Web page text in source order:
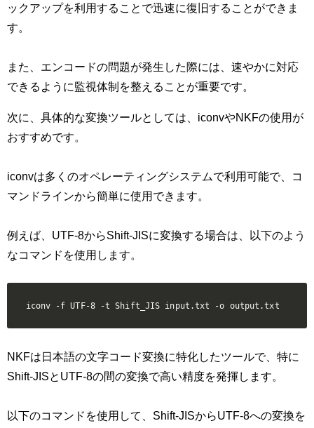
ックアップを利用することで迅速に復旧することができま
す。
また、エンコードの問題が発生した際には、速やかに対応
できるように監視体制を整えることが重要です。
次に、具体的な変換ツールとしては、iconvやNKFの使用が
おすすめです。
iconvは多くのオペレーティングシステムで利用可能で、コ
マンドラインから簡単に使用できます。
例えば、UTF-8からShift-JISに変換する場合は、以下のよう
なコマンドを使用します。
iconv -f UTF-8 -t Shift_JIS input.txt -o output.txt
NKFは日本語の文字コード変換に特化したツールで、特に
Shift-JISとUTF-8の間の変換で高い精度を発揮します。
以下のコマンドを使用して、Shift-JISからUTF-8への変換を